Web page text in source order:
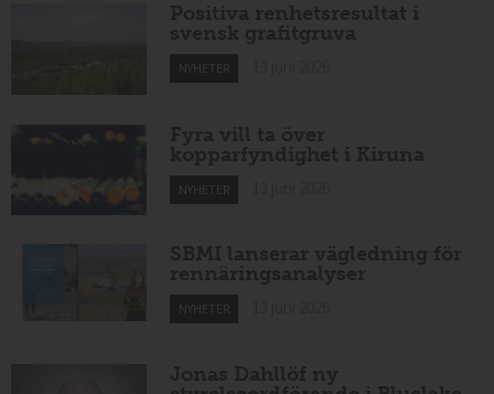
Positiva renhetsresultat i
svensk grafitgruva
NYHETER
Fyra vill ta över
kopparfyndighet i Kiruna
NYHETER
SBMI lanserar vägledning för
rennäringsanalyser
NYHETER
Jonas Dahllöf ny